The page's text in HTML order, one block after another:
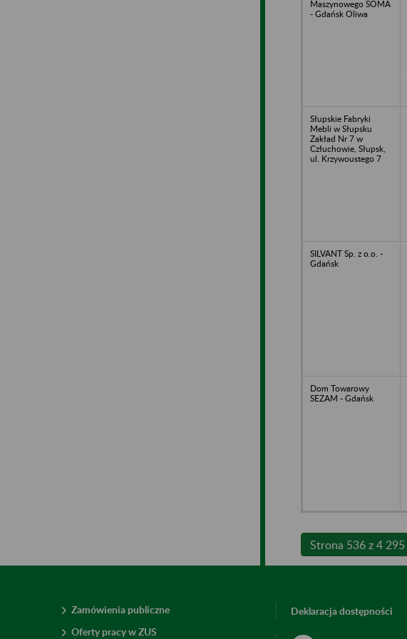
Maszynowego SOMA
- Gdańsk Oliwa
Słupskie Fabryki
Mebli w Słupsku
Zakład Nr 7 w
Człuchowie, Słupsk,
ul. Krzywoustego 7
SILVANT Sp. z o.o. -
Gdańsk
Dom Towarowy
SEZAM - Gdańsk
Strona 536 z 4 295
Zamówienia publiczne
Oferty pracy w ZUS
Deklaracja dostępności